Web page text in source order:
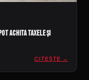
achita taxele și
CITEȘTE →